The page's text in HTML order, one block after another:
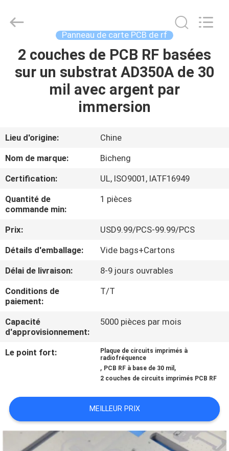
LA
MAISON
VIDÉOS
À
PROPOS
DE
VISITE
DE
L'USINE
CONTRÔLE
DE
NOUS
CONTACTER
Electronics
Technology
Reserved.
Panneau de carte PCB de rf
2 couches de PCB RF basées
sur un substrat AD350A de 30
mil avec argent par
immersion
Lieu d'origine:
Chine
Nom de marque:
Bicheng
Certification:
UL, ISO9001, IATF16949
Quantité de
commande min:
1 pièces
Prix:
USD9.99/PCS-99.99/PCS
Détails d'emballage:
Vide bags+Cartons
Délai de livraison:
8-9 jours ouvrables
Conditions de
paiement:
T/T
Capacité
d'approvisionnement:
5000 pièces par mois
Le point fort:
Plaque de circuits imprimés à
radiofréquence
, PCB RF à base de 30 mil ,
2 couches de circuits imprimés PCB RF
MEILLEUR PRIX